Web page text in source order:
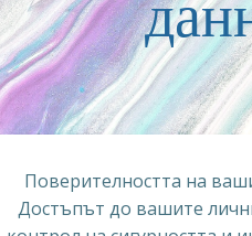
Поверителността на
Достъпът до вашите